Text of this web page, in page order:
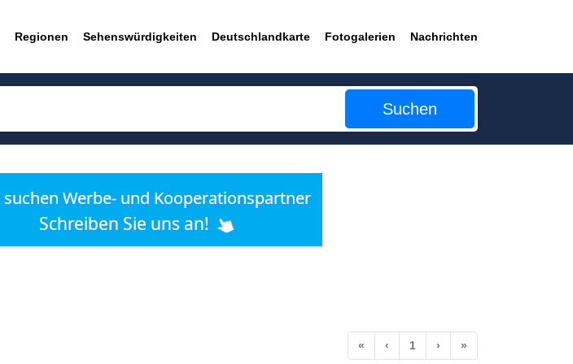
Regionen Sehenswürdigkeiten Deutschlandkarte Fotogalerien Nachrichten
Suchen
« Anfang
‹ Vorherige
1 › Nächste
»